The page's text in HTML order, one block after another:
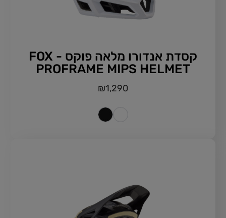
קסדת אנדורו מלאה פוקס - FOX
PROFRAME MIPS HELMET
₪1,290